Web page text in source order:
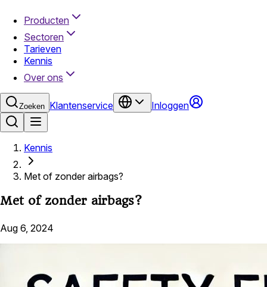
Producten
Sectoren
Tarieven
Kennis
Over ons
Zoeken Klantenservice Inloggen
Kennis
Met of zonder airbags?
Met of zonder airbags?
Aug 6, 2024